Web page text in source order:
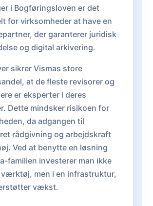
i Bogføringsloven er det
for virksomheder at have en
der garanterer juridisk
og digital arkivering.
sikrer Vismas store
at de fleste revisorer og
er eksperter i deres
Dette mindsker risikoen for
da adgangen til
rådgivning og arbejdskraft
Ved at benytte en løsning
familien investerer man ikke
værktøj, men i en infrastruktur,
vækst.